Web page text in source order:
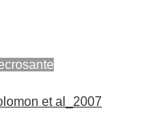
et al_2007